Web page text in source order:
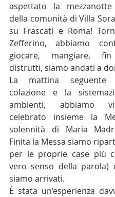
aspettato la
della comunità di Villa
su Frascati e Roma!
Zefferino, abbiamo
giocare, mangiare,
distrutti, siamo andati a
La mattina
colazione e la
ambienti, abbiamo
celebrato insieme la
solennità di Maria
Finita la Messa siamo
per le proprie case più
vero senso della parola)
siamo arrivati.
È stata un’esperienza